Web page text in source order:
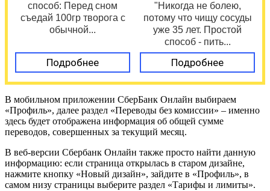
способ: Перед сном
съедай 100гр творога с
обычной...
Подробнее
"Никогда не болею,
потому что чищу сосуды
уже 35 лет. Простой
способ - пить...
Подробнее
В мобильном приложении СберБанк Онлайн выбираем
«Профиль», далее раздел «Переводы без комиссии» – именно
здесь будет отображена информация об общей сумме
переводов, совершенных за текущий месяц.
В веб-версии Сбербанк Онлайн также просто найти данную
информацию: если страница открылась в старом дизайне,
нажмите кнопку «Новый дизайн», зайдите в «Профиль», в
самом низу страницы выберите раздел «Тарифы и лимиты».